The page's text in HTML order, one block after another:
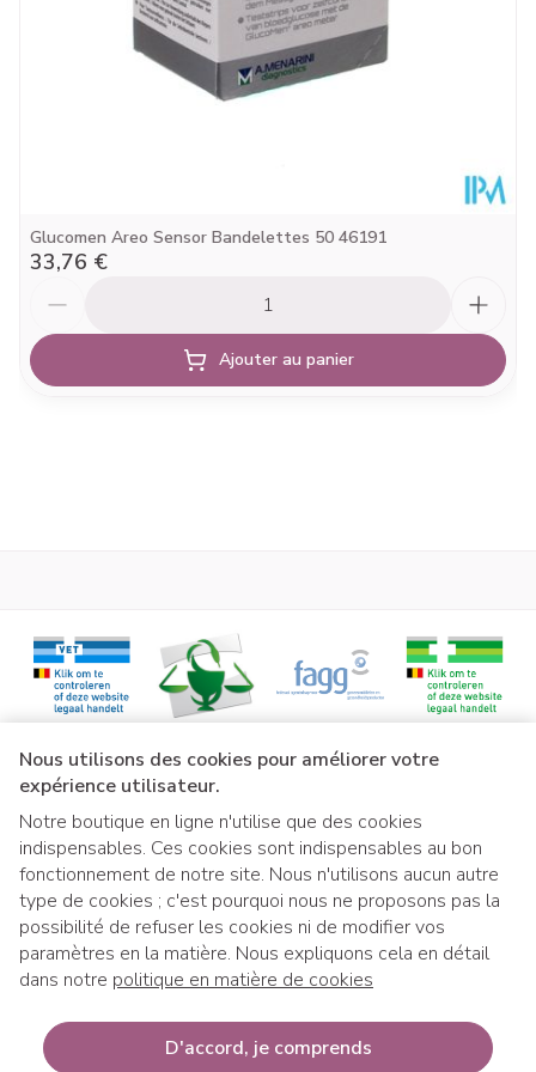
Nous utilisons des cookies pour améliorer votre
expérience utilisateur.
Notre boutique en ligne n'utilise que des cookies
indispensables. Ces cookies sont indispensables au bon
fonctionnement de notre site. Nous n'utilisons aucun autre
type de cookies ; c'est pourquoi nous ne proposons pas la
possibilité de refuser les cookies ni de modifier vos
paramètres en la matière. Nous expliquons cela en détail
dans notre politique en matière de cookies
D'accord, je comprends
25°C)
Glucomen Areo Sensor Bandelettes 50 46191
33,76 €
Ajouter au panier
Liens légaux
Si vous souhaitez retirer votre
Si vous souhaitez retirer votre co